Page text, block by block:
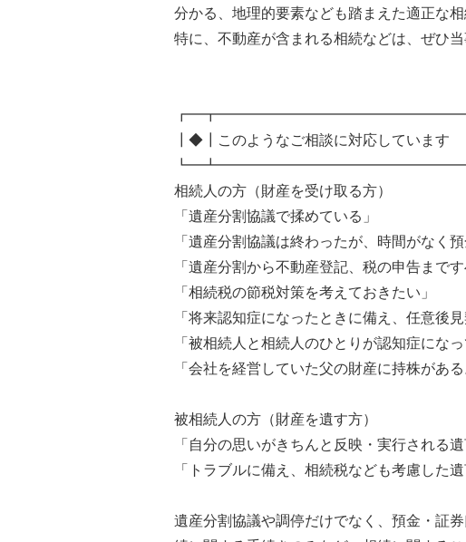
分かる、地理的要素なども踏まえた適正な
特に、不動産が含まれる相続などは、ぜひ当
┃◆┃このようなご相談に対応しています
相続人の方（財産を受け取る方）
「遺産分割協議で揉めている」
「遺産分割協議は終わったが、時間がなく
「遺産分割から不動産登記、税の申告まで
「相続税の節税対策を考えておきたい」
「将来認知症になったときに備え、任意後見
「被相続人と相続人のひとりが認知症になっ
「会社を経営していた父の財産に持株があ
被相続人の方（財産を遺す方）
「自分の思いがきちんと反映・実行される
「トラブルに備え、相続税なども考慮した
遺産分割協議や調停だけでなく、預金・証